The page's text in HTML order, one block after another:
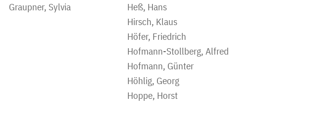
Graupner, Sylvia
Heß, Hans
Hirsch, Klaus
Höfer, Friedrich
Hofmann-Stollberg, Alfred
Hofmann, Günter
Höhlig, Georg
Hoppe, Horst